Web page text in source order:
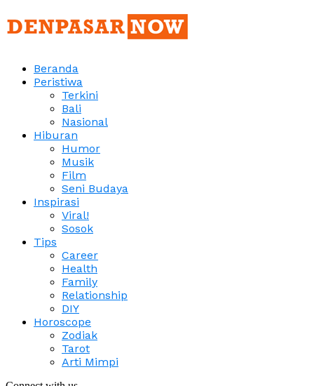
Beranda
Peristiwa
Terkini
Bali
Nasional
Hiburan
Humor
Musik
Film
Seni Budaya
Inspirasi
Viral!
Sosok
Tips
Career
Health
Family
Relationship
DIY
Horoscope
Zodiak
Tarot
Arti Mimpi